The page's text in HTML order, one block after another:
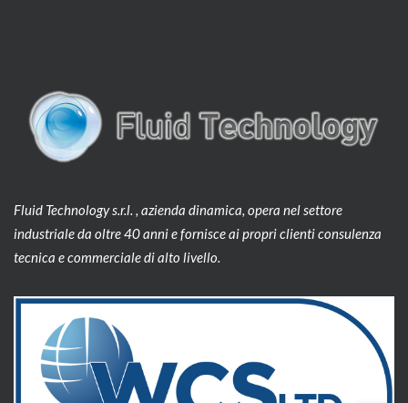
Fluid Technology s.r.l. , azienda dinamica, opera nel settore
industriale da oltre 40 anni e fornisce ai propri clienti consulenza
tecnica e commerciale di alto livello.